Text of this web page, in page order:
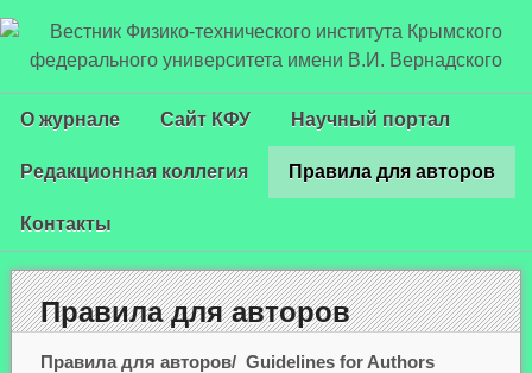
О журнале Сайт КФУ Научный портал
Редакционная коллегия Правила для авторов
Контакты
Правила для авторов
Правила для авторов/ Guidelines for Authors